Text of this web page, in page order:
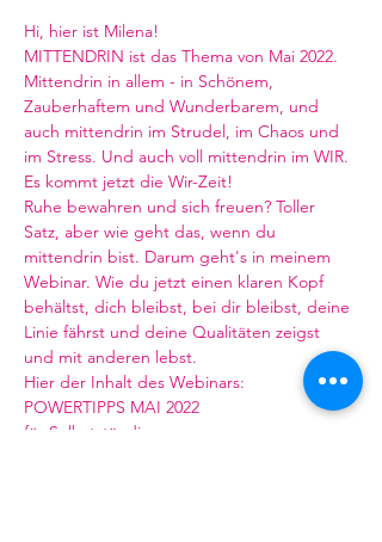
Hi, hier ist Milena!
MITTENDRIN ist das Thema von Mai 2022.
Mittendrin in allem - in Schönem,
Zauberhaftem und Wunderbarem, und
auch mittendrin im Strudel, im Chaos und
im Stress. Und auch voll mittendrin im WIR.
Es kommt jetzt die Wir-Zeit!
Ruhe bewahren und sich freuen? Toller
Satz, aber wie geht das, wenn du
mittendrin bist. Darum geht's in meinem
Webinar. Wie du jetzt einen klaren Kopf
behältst, dich bleibst, bei dir bleibst, deine
Linie fährst und deine Qualitäten zeigst
und mit anderen lebst.
Hier der Inhalt des Webinars:
POWERTIPPS MAI 2022
für Selbstständige